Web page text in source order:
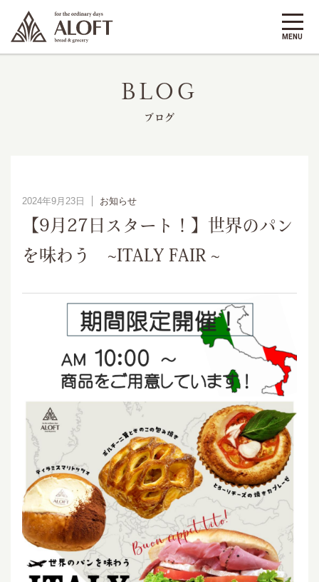
BLOG
ブログ
2024年9月23日 お知らせ
【9月27日スタート！】世界のパン
を味わう ~ITALY FAIR ~